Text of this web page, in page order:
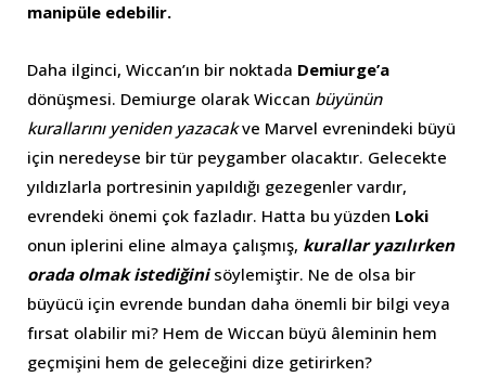
manipüle edebilir.
Daha ilginci, Wiccan’ın bir noktada Demiurge’a
dönüşmesi. Demiurge olarak Wiccan büyünün
kurallarını yeniden yazacakve Marvel evrenindeki büyü
için neredeyse bir tür peygamber olacaktır. Gelecekte
yıldızlarla portresinin yapıldığı gezegenler vardır,
evrendeki önemi çok fazladır. Hatta bu yüzden Loki
onun iplerini eline almaya çalışmış, kurallar yazılırken
orada olmak istediğinisöylemiştir. Ne de olsa bir
büyücü için evrende bundan daha önemli bir bilgi veya
fırsat olabilir mi? Hem de Wiccan büyü âleminin hem
geçmişini hem de geleceğini dize getirirken?